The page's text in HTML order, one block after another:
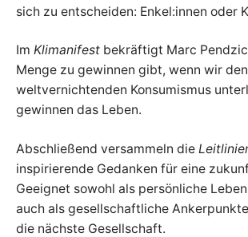
sich zu entscheiden: Enkel:innen oder
Im Klimanifest bekräftigt Marc
Menge zu gewinnen gibt, wenn wir den
weltvernichtenden Konsumismus
gewinnen das Leben.
Abschließend versammeln die
inspirierende Gedanken für eine
Geeignet sowohl als persönliche
auch als gesellschaftliche
die nächste Gesellschaft.